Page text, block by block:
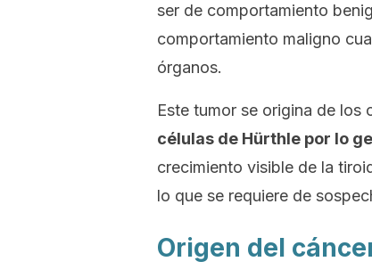
ser de comportamiento
comportamiento maligno
órganos.
Este tumor se origina de los
células de Hürthle por lo
crecimiento visible de la
lo que se requiere de
Origen del